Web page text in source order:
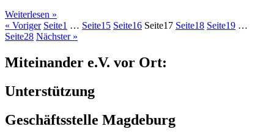
Weiterlesen »
« Voriger Seite1 … Seite15 Seite16 Seite17 Seite18 Seite19 …
Seite28 Nächster »
Miteinander e.V. vor Ort:
Unterstützung
Geschäftsstelle Magdeburg